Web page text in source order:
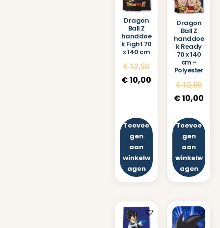
Dragon
Ball Z
handdoe
k Fight 70
x 140 cm
€12,50
€10,00
Toevoe
gen
aan
winkelw
agen
Dragon
Ball Z
handdoe
k Ready
70 x 140
cm –
Polyester
€12,50
€10,00
Toevoe
gen
aan
winkelw
agen